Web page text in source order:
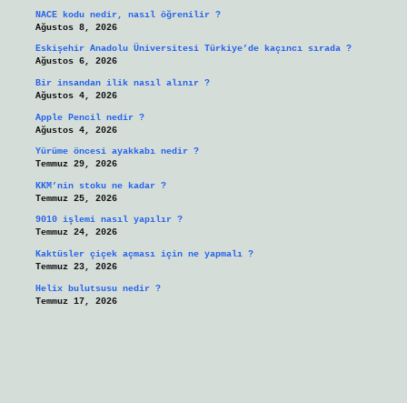
NACE kodu nedir, nasıl öğrenilir ?
Ağustos 8, 2026
Eskişehir Anadolu Üniversitesi Türkiye’de kaçıncı sırada ?
Ağustos 6, 2026
Bir insandan ilik nasıl alınır ?
Ağustos 4, 2026
Apple Pencil nedir ?
Ağustos 4, 2026
Yürüme öncesi ayakkabı nedir ?
Temmuz 29, 2026
KKM’nin stoku ne kadar ?
Temmuz 25, 2026
9010 işlemi nasıl yapılır ?
Temmuz 24, 2026
Kaktüsler çiçek açması için ne yapmalı ?
Temmuz 23, 2026
Helix bulutsusu nedir ?
Temmuz 17, 2026